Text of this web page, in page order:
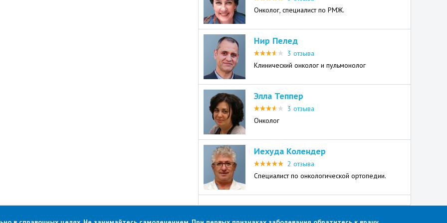
Онколог, специалист по РМЖ.
Нир Пелед
3 отзыва
Клинический онколог и пульмонолог
Элла Теппер
3 отзыва
Онколог
Иехуда Колендер
2 отзыва
Специалист по онкологической ортопедии.